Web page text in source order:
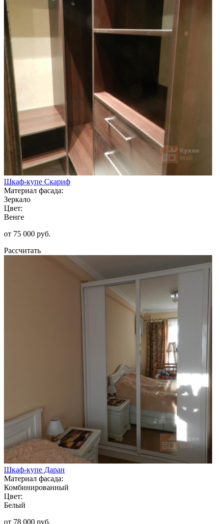
Шкаф-купе Скариф
Материал фасада:
Зеркало
Цвет:
Венге
от 75 000 руб.
Рассчитать
Шкаф-купе Даран
Материал фасада:
Комбинированный
Цвет:
Белый
от 78 000 руб.